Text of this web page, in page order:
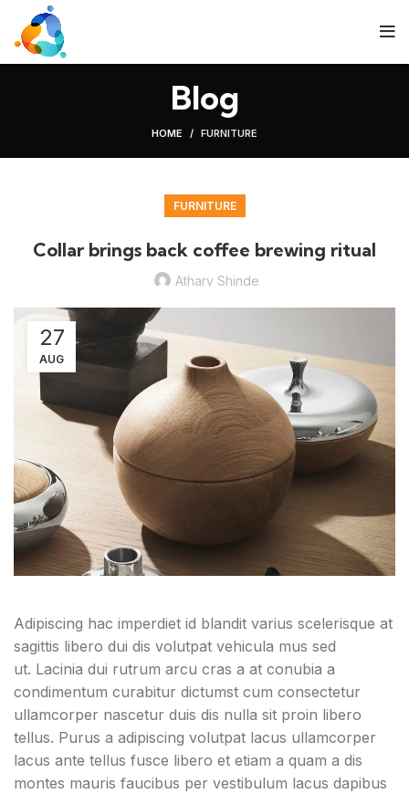
Blog
HOME FURNITURE
FURNITURE
Collar brings back coffee brewing ritual
Atharv Shinde
27
AUG
Adipiscing hac imperdiet id blandit varius scelerisque at
sagittis libero dui dis volutpat vehicula mus sed
ut. Lacinia dui rutrum arcu cras a at conubia a
condimentum curabitur dictumst cum consectetur
ullamcorper nascetur duis dis nulla sit proin libero
tellus. Purus a adipiscing volutpat lacus ullamcorper
lacus ante tellus fusce libero et etiam a quam a dis
montes mauris faucibus per vestibulum lacus dapibus